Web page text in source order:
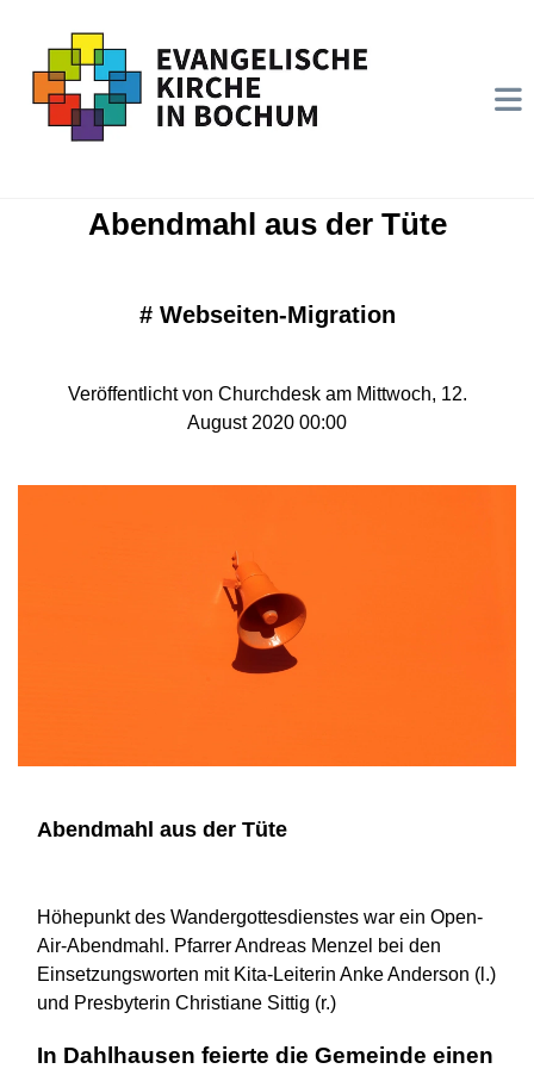
Abendmahl aus der Tüte
# Webseiten-Migration
Veröffentlicht von Churchdesk am Mittwoch, 12.
August 2020 00:00
Abendmahl aus der Tüte
Höhepunkt des Wandergottesdienstes war ein Open-
Air-Abendmahl. Pfarrer Andreas Menzel bei den
Einsetzungsworten mit Kita-Leiterin Anke Anderson (l.)
und Presbyterin Christiane Sittig (r.)
In Dahlhausen feierte die Gemeinde einen